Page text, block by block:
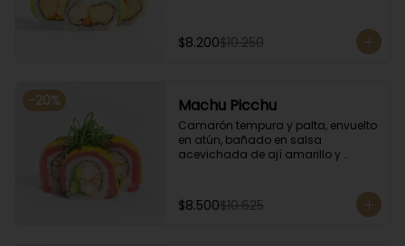
$8.200$10.250
-20% Machu Picchu
Camarón tempura y palta, envuelto
en atún, bañado en salsa
acevichada de ají amarillo y
$8.500$10.625